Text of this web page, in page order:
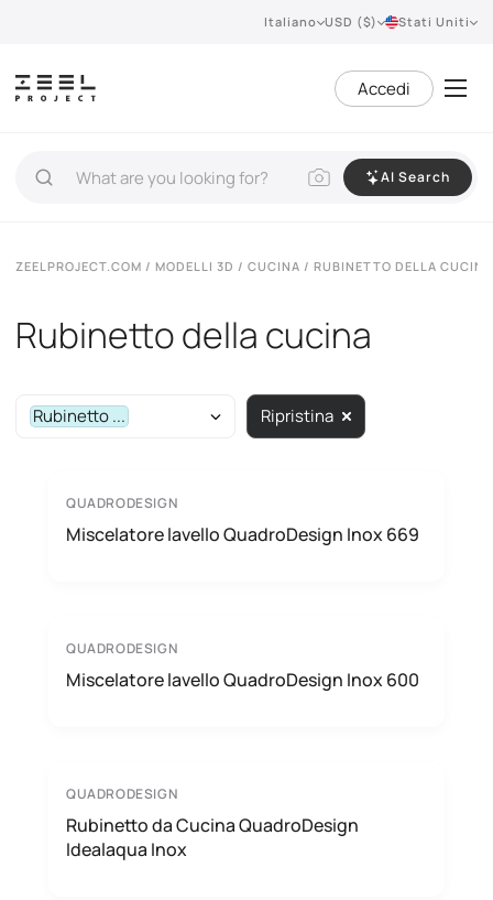
Italiano USD ($) Stati Uniti
Accedi
AI Search
ZEELPROJECT.COM / MODELLI 3D / CUCINA / RUBINETTO DELLA CUCINA
Rubinetto della cucina
Rubinetto ... Ripristina
QUADRODESIGN
Miscelatore lavello QuadroDesign Inox 669
QUADRODESIGN
Miscelatore lavello QuadroDesign Inox 600
QUADRODESIGN
Rubinetto da Cucina QuadroDesign
Idealaqua Inox